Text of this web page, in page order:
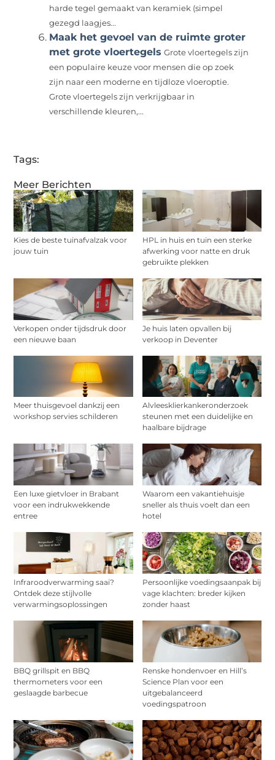
Meer Berichten
Kies de beste tuinafvalzak voor
jouw tuin
HPL in huis en tuin een sterke
afwerking voor natte en druk
gebruikte plekken
Verkopen onder tijdsdruk door
een nieuwe baan
Je huis laten opvallen bij
verkoop in Deventer
Meer thuisgevoel dankzij een
workshop servies schilderen
Alvleesklierkankeronderzoek
steunen met een duidelijke en
haalbare bijdrage
Een luxe gietvloer in Brabant
voor een indrukwekkende
entree
Waarom een vakantiehuisje
sneller als thuis voelt dan een
hotel
Infraroodverwarming saai?
Ontdek deze stijlvolle
verwarmingsoplossingen
Persoonlijke voedingsaanpak bij
vage klachten: breder kijken
zonder haast
BBQ grillspit en BBQ
thermometers voor een
geslaagde barbecue
Renske hondenvoer en Hill’s
Science Plan voor een
uitgebalanceerd
voedingspatroon
harde tegel gemaakt van keramiek (simpel
gezegd laagjes...
Maak het gevoel van de ruimte groter
met grote vloertegels Grote vloertegels zijn
een populaire keuze voor mensen die op zoek
zijn naar een moderne en tijdloze vloeroptie.
Grote vloertegels zijn verkrijgbaar in
verschillende kleuren,...
Tags: